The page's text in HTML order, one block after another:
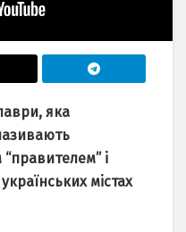
яка
i
мicтах